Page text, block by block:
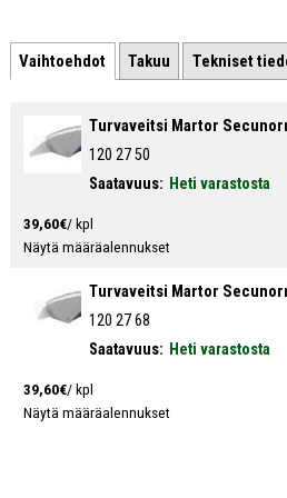
Jousitoiminen terä palautuu
Runko ruostumatonta terästä ja
Leikkuusyvyys 32 tai 18 mm.
Vaihtoehdot Takuu Tekniset
Turvaveitsi Martor
120 27 50
Saatavuus: Heti varastosta
39,60€/ kpl
Näytä määräalennukset
Turvaveitsi Martor
120 27 68
Saatavuus: Heti varastosta
39,60€/ kpl
Näytä määräalennukset